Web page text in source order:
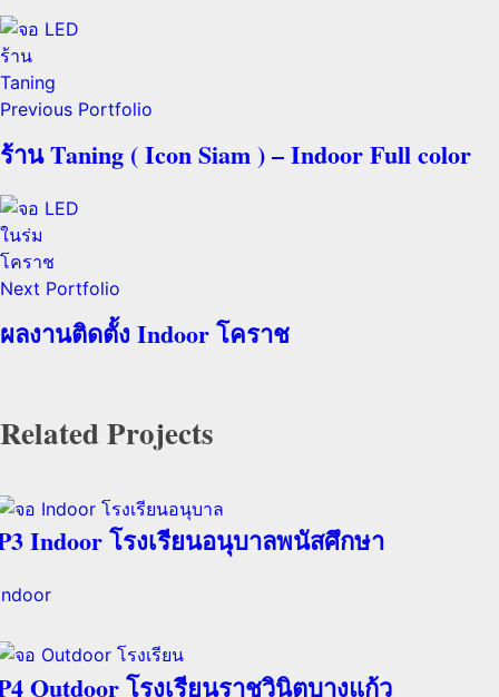
Previous Portfolio
ร้าน Taning ( Icon Siam ) – Indoor Full color
Next Portfolio
ผลงานติดตั้ง Indoor โคราช
Related Projects
Indoor โรงเรียนอนุบาลพนัสศึกษา
Outdoor โรงเรียนราชวินิตบางแก้ว